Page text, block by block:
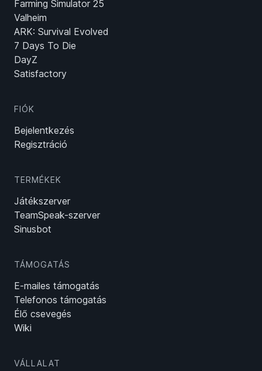
Farming Simulator 25
Valheim
ARK: Survival Evolved
7 Days To Die
DayZ
Satisfactory
FIÓK
Bejelentkezés
Regisztráció
TERMÉKEK
Játékszerver
TeamSpeak-szerver
Sinusbot
TÁMOGATÁS
E-mailes támogatás
Telefonos támogatás
Élő csevegés
Wiki
VÁLLALAT